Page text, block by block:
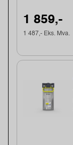
1 859,-
1 487,- Eks. Mva.